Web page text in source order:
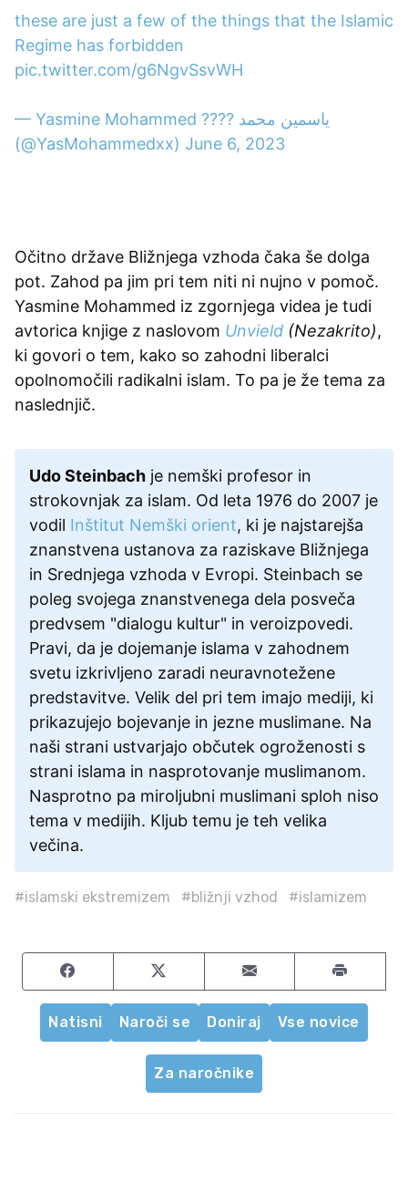
these are just a few of the things that the Islamic
Regime has forbidden
pic.twitter.com/g6NgvSsvWH
— Yasmine Mohammed ???? ياسمين محمد
(@YasMohammedxx) June 6, 2023
Očitno države Bližnjega vzhoda čaka še dolga
pot. Zahod pa jim pri tem niti ni nujno v pomoč.
Yasmine Mohammed iz zgornjega videa je tudi
avtorica knjige z naslovom Unvield (Nezakrito),
ki govori o tem, kako so zahodni liberalci
opolnomočili radikalni islam. To pa je že tema za
naslednjič.
Udo Steinbach je nemški profesor in
strokovnjak za islam. Od leta 1976 do 2007 je
vodil Inštitut Nemški orient, ki je najstarejša
znanstvena ustanova za raziskave Bližnjega
in Srednjega vzhoda v Evropi. Steinbach se
poleg svojega znanstvenega dela posveča
predvsem "dialogu kultur" in veroizpovedi.
Pravi, da je dojemanje islama v zahodnem
svetu izkrivljeno zaradi neuravnotežene
predstavitve. Velik del pri tem imajo mediji, ki
prikazujejo bojevanje in jezne muslimane. Na
naši strani ustvarjajo občutek ogroženosti s
strani islama in nasprotovanje muslimanom.
Nasprotno pa miroljubni muslimani sploh niso
tema v medijih. Kljub temu je teh velika
večina.
#islamski ekstremizem #bližnji vzhod #islamizem
Share on FacebookShare on TwitterShare by email
Natisni Naroči se Doniraj Vse novice
Za naročnike